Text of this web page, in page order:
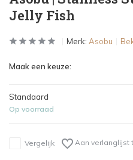
Jelly Fish
Merk: Asobu
Maak een keuze:
Standaard
Op voorraad
Vergelijk Aan verlanglijst